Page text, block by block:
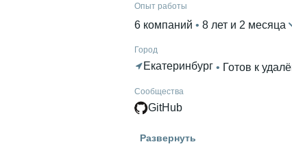
Опыт работы
6 компаний 8 лет и 2 месяца
Город
Екатеринбург • Готов к
Сообщества
GitHub
Гражданство
Развернуть